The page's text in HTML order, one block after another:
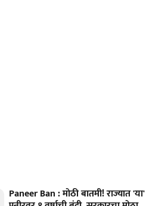
Paneer Ban : मोठी बातमी! राज्यात 'या'